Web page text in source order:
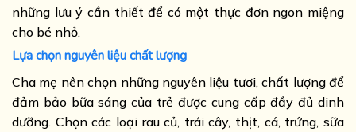
những lưu ý cần thiết để có một thực đơn ngon miệng
cho bé nhỏ.
Lựa chọn nguyên liệu chất lượng
Cha mẹ nên chọn những nguyên liệu tươi, chất lượng để
đảm bảo bữa sáng của trẻ được cung cấp đầy đủ dinh
dưỡng. Chọn các loại rau củ, trái cây, thịt, cá, trứng, sữa